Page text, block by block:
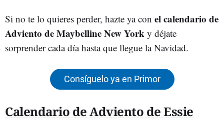
Si no te lo quieres perder, hazte ya con el calendario de
Adviento de Maybelline New York y déjate
sorprender cada día hasta que llegue la Navidad.
Consíguelo ya en Primor
Calendario de Adviento de Essie